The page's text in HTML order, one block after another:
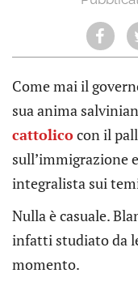
Come mai il
sua anima
cattolicocon il
sull’immigrazione
integralista sui
Nulla è casuale.
infatti studiato da
momento.